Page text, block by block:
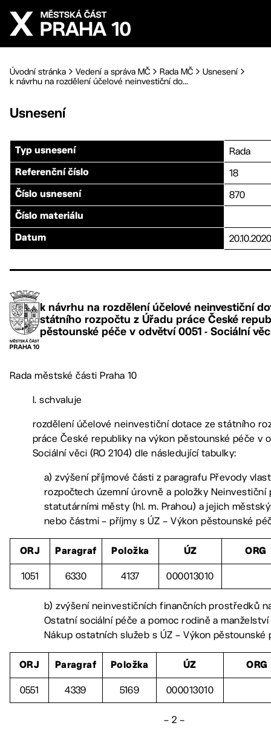
Přejít na hlavní obsah
Úvodní stránka Vedení a správa MČ Rada MČ
Usnesení
k návrhu na rozdělení účelové neinvestiční do...
Usnesení
Typ usnesení Rada
Referenční číslo 18
Číslo usnesení 870
Číslo materiálu
Datum 20.10.2020
k návrhu na rozdělení účelové neinvestiční
státního rozpočtu z Úřadu práce České
pěstounské péče v odvětví 0051 - Sociální
Rada městské části Praha 10
I. schvaluje
rozdělení účelové neinvestiční dotace ze státního
práce České republiky na výkon pěstounské péče v
Sociální věci (RO 2104) dle následující tabulky:
a) zvýšení příjmové části z paragrafu Převody
rozpočtech územní úrovně a položky Neinvestiční
statutárními městy (hl. m. Prahou) a jejich
nebo částmi – příjmy s ÚZ – Výkon pěstounské
ORJ Paragraf Položka ÚZ ORG
1051 6330 4137 000013010
b) zvýšení neinvestičních finančních prostředků
Ostatní sociální péče a pomoc rodině a manželství
Nákup ostatních služeb s ÚZ – Výkon pěstounské
ORJ Paragraf Položka ÚZ ORG
0551 4339 5169 000013010
– 2 –